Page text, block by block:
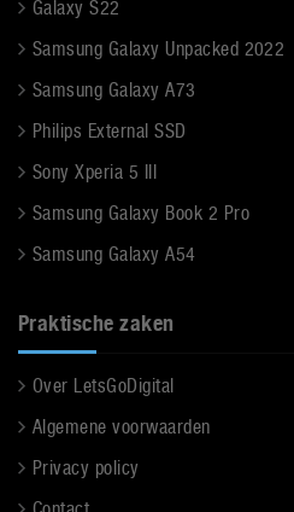
Galaxy S22
Samsung Galaxy Unpacked 2022
Samsung Galaxy A73
Philips External SSD
Sony Xperia 5 III
Samsung Galaxy Book 2 Pro
Samsung Galaxy A54
Praktische zaken
Over LetsGoDigital
Algemene voorwaarden
Privacy policy